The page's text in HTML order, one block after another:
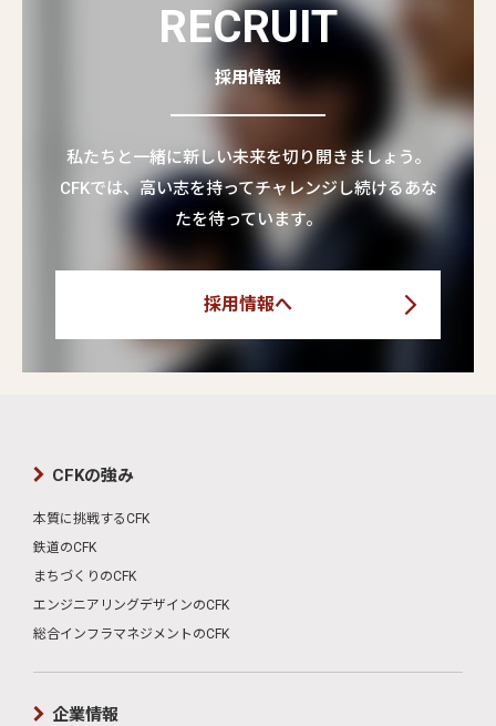
RECRUIT
採用情報
私たちと一緒に新しい未来を切り開きましょう。
CFKでは、高い志を持ってチャレンジし続けるあな
たを待っています。
採用情報へ
CFKの強み
本質に挑戦するCFK
鉄道のCFK
まちづくりのCFK
エンジニアリングデザインのCFK
総合インフラマネジメントのCFK
企業情報